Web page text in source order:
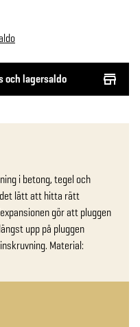
och lagersaldo
i betong, tegel och
lätt att hitta rätt
gör att pluggen
upp på pluggen
Material: